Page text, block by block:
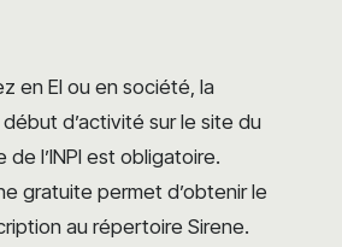
en EI ou en société, la
d’activité sur le site du
de l’INPI est obligatoire.
gratuite permet d’obtenir le
au répertoire Sirene.